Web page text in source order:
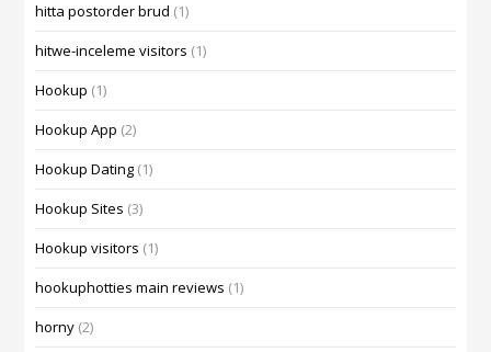
hitta postorder brud (1)
hitwe-inceleme visitors (1)
Hookup (1)
Hookup App (2)
Hookup Dating (1)
Hookup Sites (3)
Hookup visitors (1)
hookuphotties main reviews (1)
horny (2)